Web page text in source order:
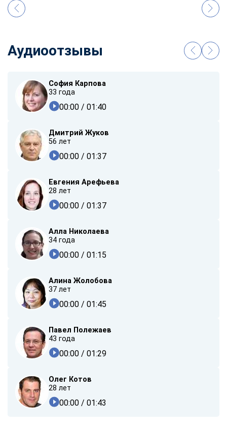
Аудиоотзывы
София Карпова
33 года
00:00 / 01:40
Дмитрий Жуков
56 лет
00:00 / 01:37
Евгения Арефьева
28 лет
00:00 / 01:37
Алла Николаева
34 года
00:00 / 01:15
Алина Жолобова
37 лет
00:00 / 01:45
Павел Полежаев
43 года
00:00 / 01:29
Олег Котов
28 лет
00:00 / 01:43